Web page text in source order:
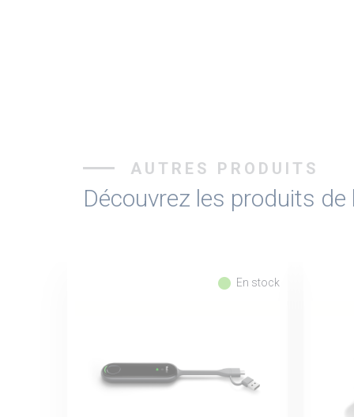
AUTRES PRODUITS
Découvrez les produits
fiber_manual_record En stock